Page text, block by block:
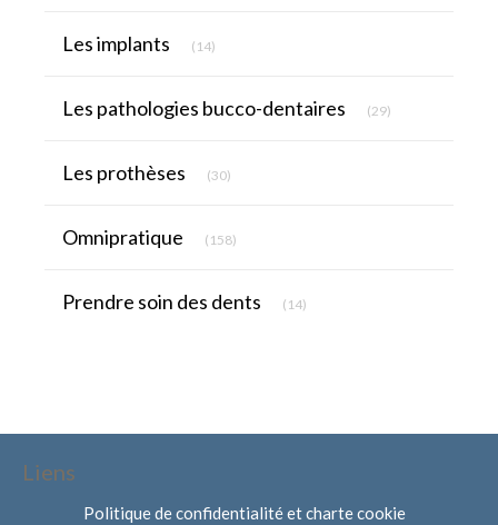
Les implants (14)
Les pathologies bucco-dentaires (29)
Les prothèses (30)
Omnipratique (158)
Prendre soin des dents (14)
Liens
Politique de confidentialité et charte cookie